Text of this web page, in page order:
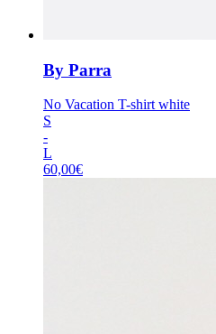
By Parra
No Vacation T-shirt white
S
-
L
60,00€